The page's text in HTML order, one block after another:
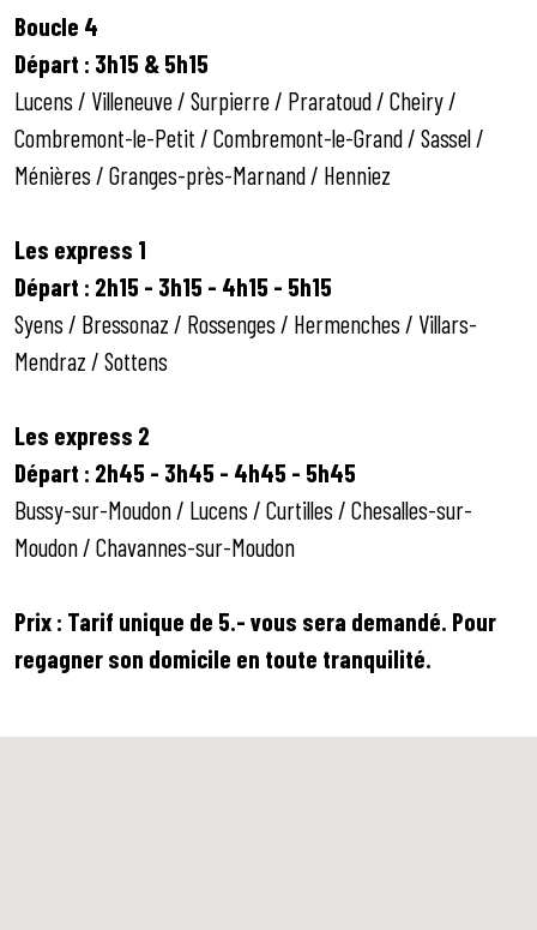
Boucle 4
Départ : 3h15 & 5h15
Lucens / Villeneuve / Surpierre / Praratoud / Cheiry /
Combremont-le-Petit / Combremont-le-Grand / Sassel /
Ménières / Granges-près-Marnand / Henniez
Les express 1
Départ : 2h15 - 3h15 - 4h15 - 5h15
Syens / Bressonaz / Rossenges / Hermenches / Villars-
Mendraz / Sottens
Les express 2
Départ : 2h45 - 3h45 - 4h45 - 5h45
Bussy-sur-Moudon / Lucens / Curtilles / Chesalles-sur-
Moudon / Chavannes-sur-Moudon
Prix : Tarif unique de 5.- vous sera demandé. Pour
regagner son domicile en toute tranquilité.